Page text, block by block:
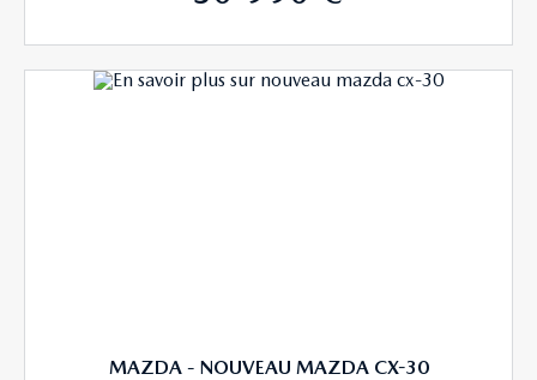
MAZDA - NOUVEAU MAZDA CX-30